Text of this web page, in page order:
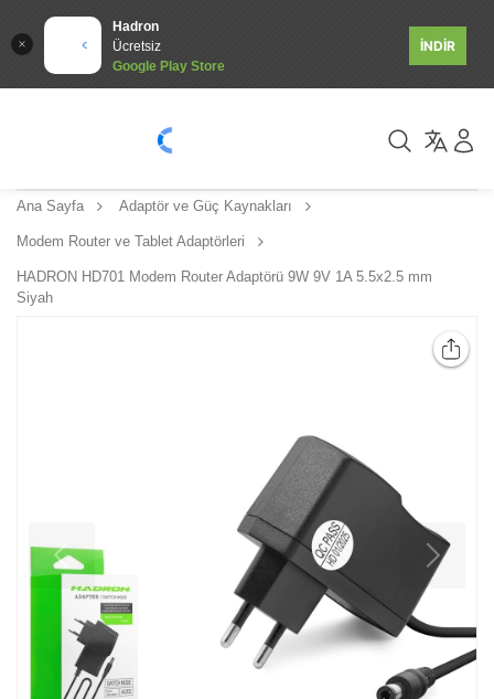
Hadron
Ücretsiz
Google Play Store
İNDİR
Ana Sayfa Adaptör ve Güç Kaynakları
Modem Router ve Tablet Adaptörleri
HADRON HD701 Modem Router Adaptörü 9W 9V 1A 5.5x2.5 mm
Siyah